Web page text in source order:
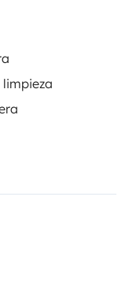
limpieza